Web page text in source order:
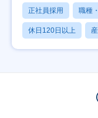
正社員採用 職種
休日120日以上